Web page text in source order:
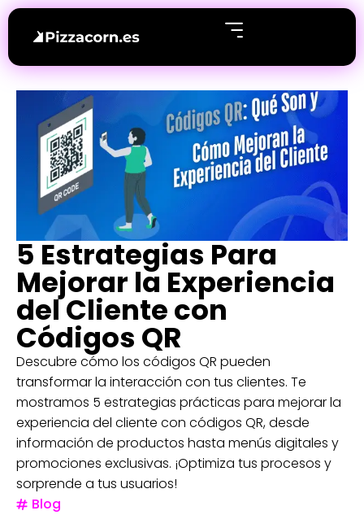
5 Estrategias Para
Mejorar la Experiencia
del Cliente con
Códigos QR
Descubre cómo los códigos QR pueden
transformar la interacción con tus clientes. Te
mostramos 5 estrategias prácticas para mejorar la
experiencia del cliente con códigos QR, desde
información de productos hasta menús digitales y
promociones exclusivas. ¡Optimiza tus procesos y
sorprende a tus usuarios!
Blog